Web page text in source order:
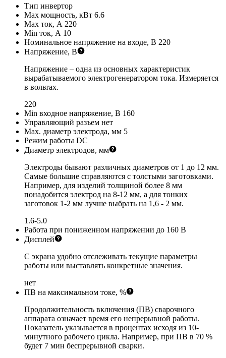
Тип инвертор
Max мощность, кВт 6.6
Max ток, А 220
Min ток, А 10
Номинальное напряжение на входе, В 220
Напряжение, В
Напряжение – одна из основных характеристик
вырабатываемого электрогенератором тока. Измеряется
в вольтах.
220
Min входное напряжение, В 160
Управляющий разъем нет
Мах. диаметр электрода, мм 5
Режим работы DC
Диаметр электродов, мм
Электроды бывают различных диаметров от 1 до 12 мм.
Самые большие справляются с толстыми заготовками.
Например, для изделий толщиной более 8 мм
понадобится электрод на 8-12 мм, а для тонких
заготовок 1-2 мм лучше выбрать на 1,6 - 2 мм.
1.6-5.0
Работа при пониженном напряжении до 160 В
Дисплей
С экрана удобно отслеживать текущие параметры
работы или выставлять конкретные значения.
нет
ПВ на максимальном токе, %
Продолжительность включения (ПВ) сварочного
аппарата означает время его непрерывной работы.
Показатель указывается в процентах исходя из 10-
минутного рабочего цикла. Например, при ПВ в 70 %
будет 7 мин беспрерывной сварки.